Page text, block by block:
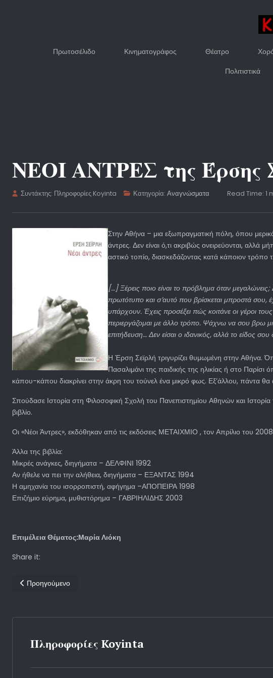
Πρωτοσέλιδο Κινηματογράφος Θέατρο
Πολιτιστικά
ΝΕΟΙ ΑΝΤΡΕΣ της Έρσης
Συντάκτης: Πληροφορίες Koyinta Κατηγορία:Αναγνώσματα Read Time: 1
Στην Αθήνα – μια εξωπραγματική πόλη, όπου
άντρες. Δεν είναι ό,τι ακριβώς ονειρεύονται, αλλά
αστικό τοπίο, διασκεδάζοντας κατά κάποιον τρόπο
[…] Ξέρεις ποιο είναι το πρόβλημα όταν
πρωτότυπο και σ’αυτό που βρίσκεται μπροστά σου,
υπάρχουν. Έχεις προσέξει πώς κοιτάνε οι γέροι
περιεργάζομαι με άλλο τρόπο. Ψάχνω να σου βρω
επιτήδευση… Δεν είσαι ο ιδανικός, αλλά το είδος
Η Έρση Σεϊρλή τριγυρίζει θυμωμένη στην Αθήνα.
Πασαλιμάνι της παιδικής της ηλικίας ή στο Παρίσι
κάπου-κάπου διακρίνει στην άκρη του τούνελ ένα μικρό φως. Εξ’άλλου, πάντα θα
Σπούδασε Ιστορία στη Φιλοσοφική Σχολή του Πανεπιστημίου Αθηνών και
βιβλίο.
Οι «Νέοι Άντρες», εκδόθηκαν από τις εκδόσεις ΜΕΤΑΙΧΜΙΟ , τον Απρίλιο του
Άλλα της βιβλία:
Μικρές ανάγκες, διηγήματα – ΔΕΛΦΙΝΙ 1992
Αν ήθελε να πει την αλήθεια, διηγήματα – ΕΞΑΝΤΑΣ 1994
Η αμηχανία του ισορροπιστή, αφήγημα –ΑΠΟΠΕΙΡΑ 1998
Επιζήμιο εύρημα, μυθιστόρημα – ΓΑΒΡΙΗΛΙΔΗΣ 2003
Επιμέλεια Θέματος:Μαρία Λιόκη
Share it:
Προηγούμενο άρθρο: 54η Διεθνής Έκθεση Βιβλίου στο Βελιγράδι
Προηγούμενο
Πληροφορίες Koyinta